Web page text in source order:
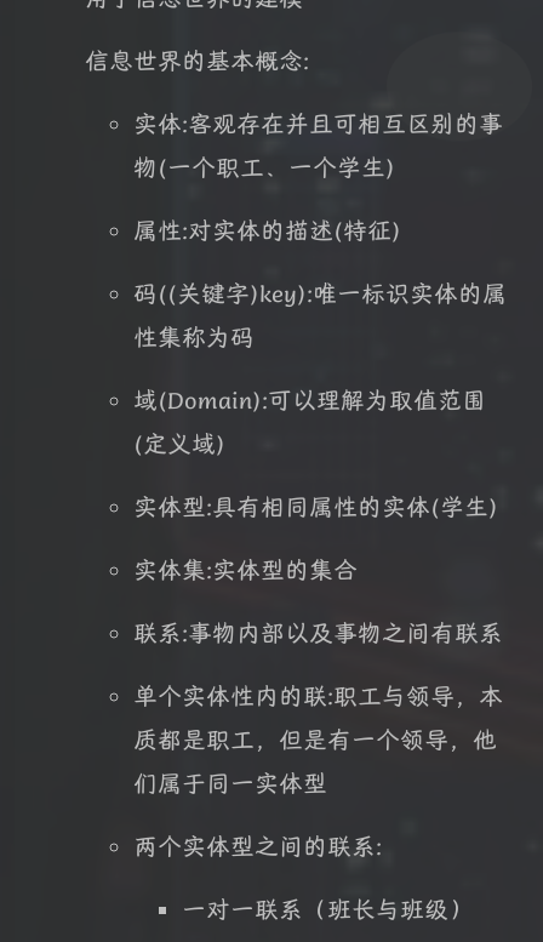
信息世界的基本概念:
实体:客观存在并且可相互区别的事
物(一个职工、一个学生)
属性:对实体的描述(特征)
码((关键字)key):唯一标识实体的属
性集称为码
域(Domain):可以理解为取值范围
(定义域)
实体型:具有相同属性的实体(学生)
实体集:实体型的集合
联系:事物内部以及事物之间有联系
单个实体性内的联:职工与领导，本
质都是职工，但是有一个领导，他
们属于同一实体型
两个实体型之间的联系:
一对一联系（班长与班级）